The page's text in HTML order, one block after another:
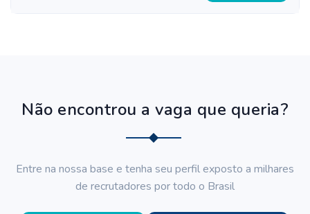
Não encontrou a vaga que queria?
Entre na nossa base e tenha seu perfil exposto a milhares
de recrutadores por todo o Brasil